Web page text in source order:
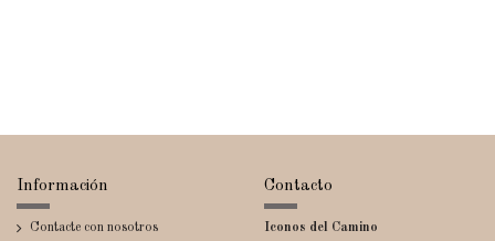
Información
Contacte con nosotros
Contacto
Iconos del Camino